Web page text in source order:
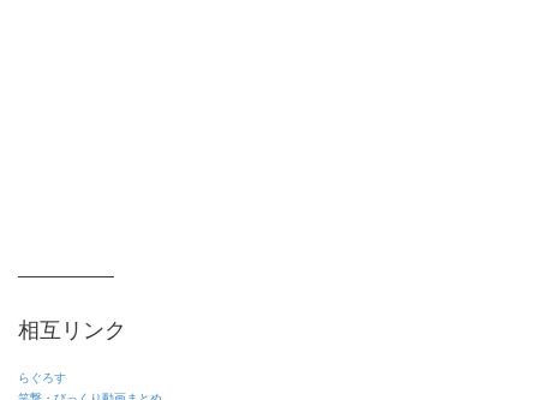
相互リンク
らぐろす